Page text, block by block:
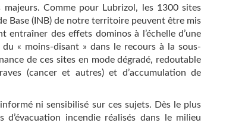
majeurs. Comme pour Lubrizol, les 1300 sites
Base (INB) de notre territoire peuvent être mis
des effets dominos à l’échelle d’une
« moins-disant » dans le recours à la sous-
de ces sites en mode dégradé, redoutable
(cancer et autres) et d’accumulation de
ni sensibilisé sur ces sujets. Dès le plus
incendie réalisés dans le milieu